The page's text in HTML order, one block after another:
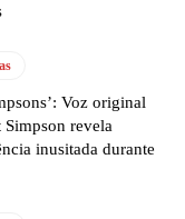
Voz original
Simpson revela
inusitada durante